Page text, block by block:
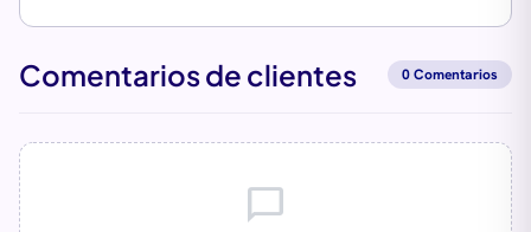
Comentarios de clientes 0 Comentarios
chat_bubble_outline